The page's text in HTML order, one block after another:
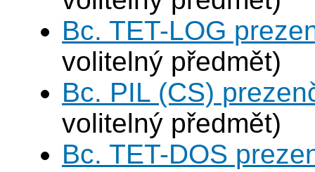
Bc. TET-LOG
volitelný předmět)
Bc. PIL (CS)
volitelný předmět)
Bc. TET-DOS